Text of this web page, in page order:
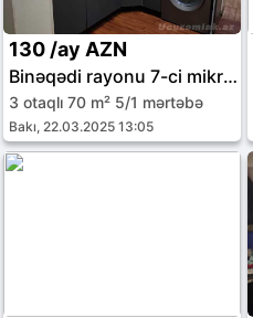
130 /ay AZN
Binəqədi rayonu 7-ci mikrorayon
3 otaqlı 70 m² 5/1 mərtəbə
Bakı, 22.03.2025 13:05